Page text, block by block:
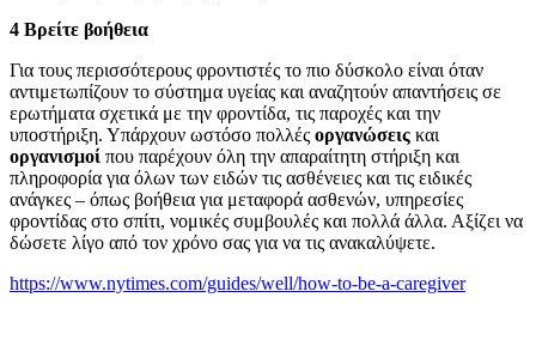
4 Βρείτε βοήθεια
Για τους περισσότερους φροντιστές το πιο δύσκολο είναι όταν
αντιμετωπίζουν το σύστημα υγείας και αναζητούν απαντήσεις σε
ερωτήματα σχετικά με την φροντίδα, τις παροχές και την
υποστήριξη. Υπάρχουν ωστόσο πολλές οργανώσεις και
οργανισμοί που παρέχουν όλη την απαραίτητη στήριξη και
πληροφορία για όλων των ειδών τις ασθένειες και τις ειδικές
ανάγκες – όπως βοήθεια για μεταφορά ασθενών, υπηρεσίες
φροντίδας στο σπίτι, νομικές συμβουλές και πολλά άλλα. Αξίζει να
δώσετε λίγο από τον χρόνο σας για να τις ανακαλύψετε.
https://www.nytimes.com/guides/well/how-to-be-a-caregiver